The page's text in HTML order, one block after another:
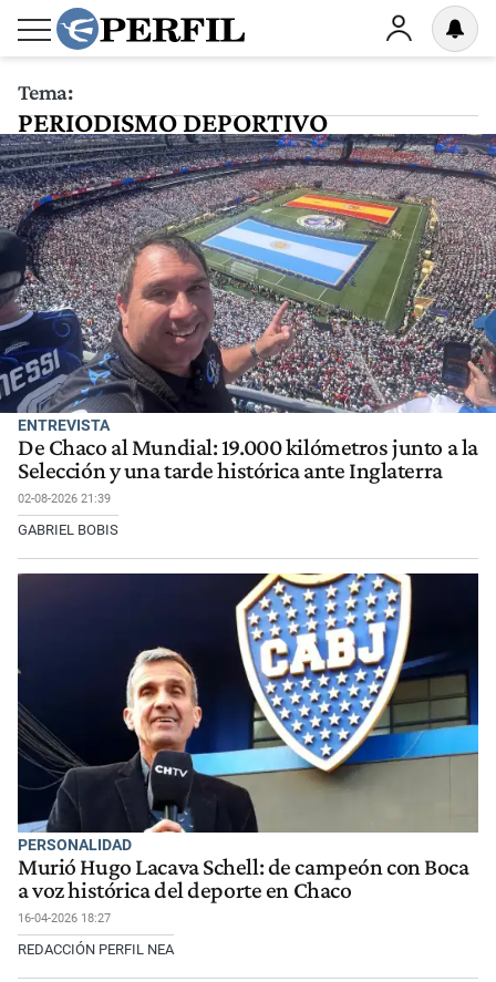
Tema:
PERIODISMO DEPORTIVO
ENTREVISTA
De Chaco al Mundial: 19.000 kilómetros junto a la
Selección y una tarde histórica ante Inglaterra
02-08-2026 21:39
GABRIEL BOBIS
PERSONALIDAD
Murió Hugo Lacava Schell: de campeón con Boca
a voz histórica del deporte en Chaco
16-04-2026 18:27
REDACCIÓN PERFIL NEA